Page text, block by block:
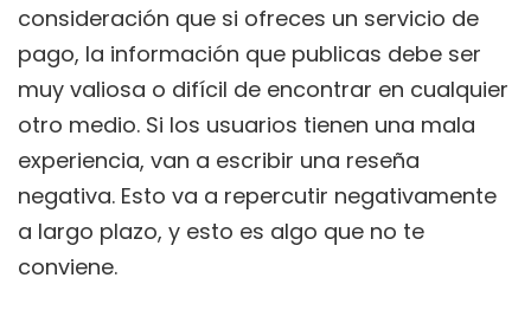
consideración que si ofreces un servicio de
pago, la información que publicas debe ser
muy valiosa o difícil de encontrar en cualquier
otro medio. Si los usuarios tienen una mala
experiencia, van a escribir una reseña
negativa. Esto va a repercutir negativamente
a largo plazo, y esto es algo que no te
conviene.